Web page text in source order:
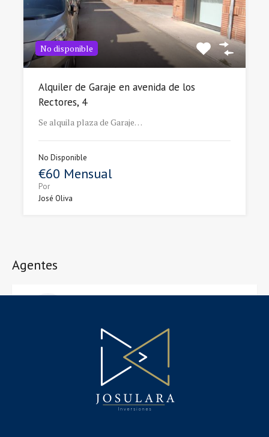
No disponible
Alquiler de Garaje en avenida de los
Rectores, 4
Se alquila plaza de Garaje…
No Disponible
€60 Mensual
Por
José Oliva
Agentes
+34 613 011 777